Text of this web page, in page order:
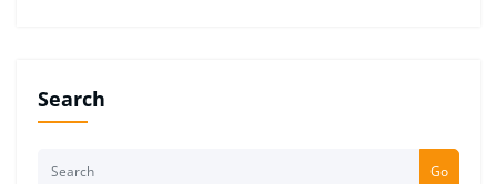
Search
Go